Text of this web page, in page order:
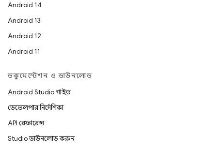
Android 14
Android 13
Android 12
Android 11
ডকুমেন্টেশন ও ডাউনলোড
Android Studio গাইড
ডেভেলপার নির্দেশিকা
API রেফারেন্স
Studio ডাউনলোড করুন